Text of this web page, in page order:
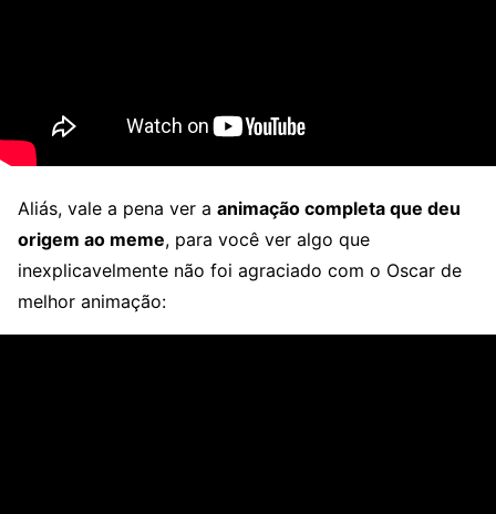
Aliás, vale a pena ver a animação completa que deu
origem ao meme, para você ver algo que
inexplicavelmente não foi agraciado com o Oscar de
melhor animação: